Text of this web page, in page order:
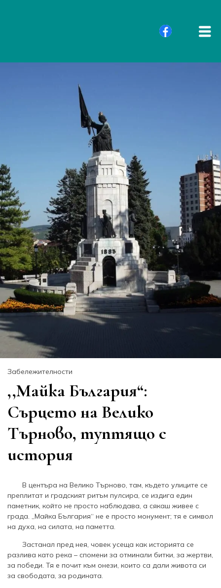
Забележителности
,,Майка България“:
Сърцето на Велико
Търново, туптящо с
история
В центъра на Велико Търново, там, където улиците се
преплитат и градският ритъм пулсира, се издига един
паметник, който не просто наблюдава, а сякаш живее с
града. „Майка България“ не е просто монумент; тя е символ
на духа, на силата, на паметта.
Застанал пред нея, човек усеща как историята се
разлива като река – спомени за отминали битки, за жертви,
за победи. Тя е почит към онези, които са дали живота си
за свободата, за родината.